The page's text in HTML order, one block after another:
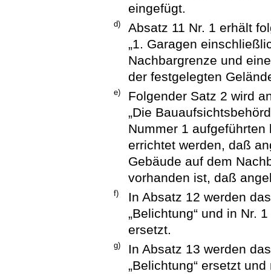
eingefügt.
d)
Absatz 11 Nr. 1 erhält
„1. Garagen
Nachbargrenze und
der festgelegten
e)
Folgender Satz 2 wird
„Die
Nummer 1
errichtet werden, daß
Gebäude auf dem
vorhanden ist, daß
f)
In Absatz 12 werden
„Belichtung“ und in Nr.
ersetzt.
g)
In Absatz 13 werden
„Belichtung“ ersetzt